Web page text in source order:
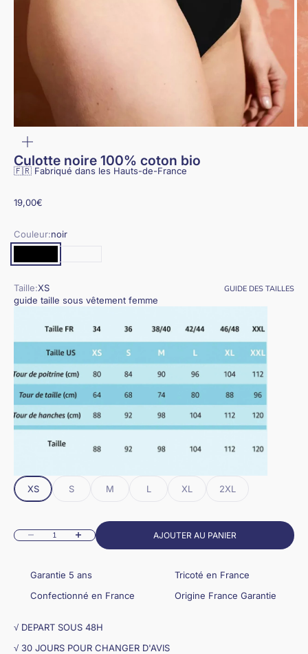
Culotte noire 100% coton bio
🇫🇷 Fabriqué dans les Hauts-de-France
Prix de vente
19,00€
Couleur:noir
noir
Taille:XS GUIDE DES TAILLES
guide taille sous vêtement femme
XS S M L XL 2XL
Diminuer la quantitéAugmenter la quantitéAJOUTER AU PANIER
Garantie 5 ans
Tricoté en France
Confectionné en France
Origine France Garantie
√ DEPART SOUS 48H
√ 30 JOURS POUR CHANGER D'AVIS